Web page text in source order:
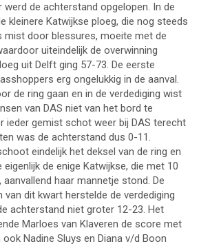
werd de achterstand opgelopen. In de
kleinere Katwijkse ploeg, die nog steeds
mist door blessures, moeite met de
uiteindelijk de overwinning
uit Delft ging 57-73. De eerste
erg ongelukkig in de aanval.
de ring gaan en in de verdediging wist
van DAS niet van het bord te
ieder gemist schot weer bij DAS terecht
was de achterstand dus 0-11.
eindelijk het deksel van de ring en
de enige Katwijkse, die met 10
aanvallend haar mannetje stond. De
van dit kwart herstelde de verdediging
achterstand niet groter 12-23. Het
Marloes van Klaveren de score met
Nadine Sluys en Diana v/d Boon